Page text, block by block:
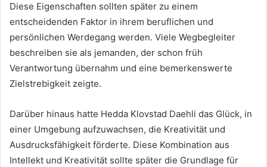
Diese Eigenschaften sollten später zu einem
entscheidenden Faktor in ihrem beruflichen und
persönlichen Werdegang werden. Viele Wegbegleiter
beschreiben sie als jemanden, der schon früh
Verantwortung übernahm und eine bemerkenswerte
Zielstrebigkeit zeigte.
Darüber hinaus hatte Hedda Klovstad Daehli das Glück, in
einer Umgebung aufzuwachsen, die Kreativität und
Ausdrucksfähigkeit förderte. Diese Kombination aus
Intellekt und Kreativität sollte später die Grundlage für